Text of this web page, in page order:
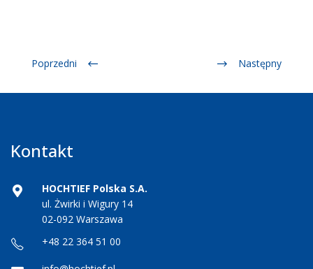
Poprzedni Następny
Kontakt
HOCHTIEF Polska S.A.
ul. Żwirki i Wigury 14
02-092 Warszawa
+48 22 364 51 00